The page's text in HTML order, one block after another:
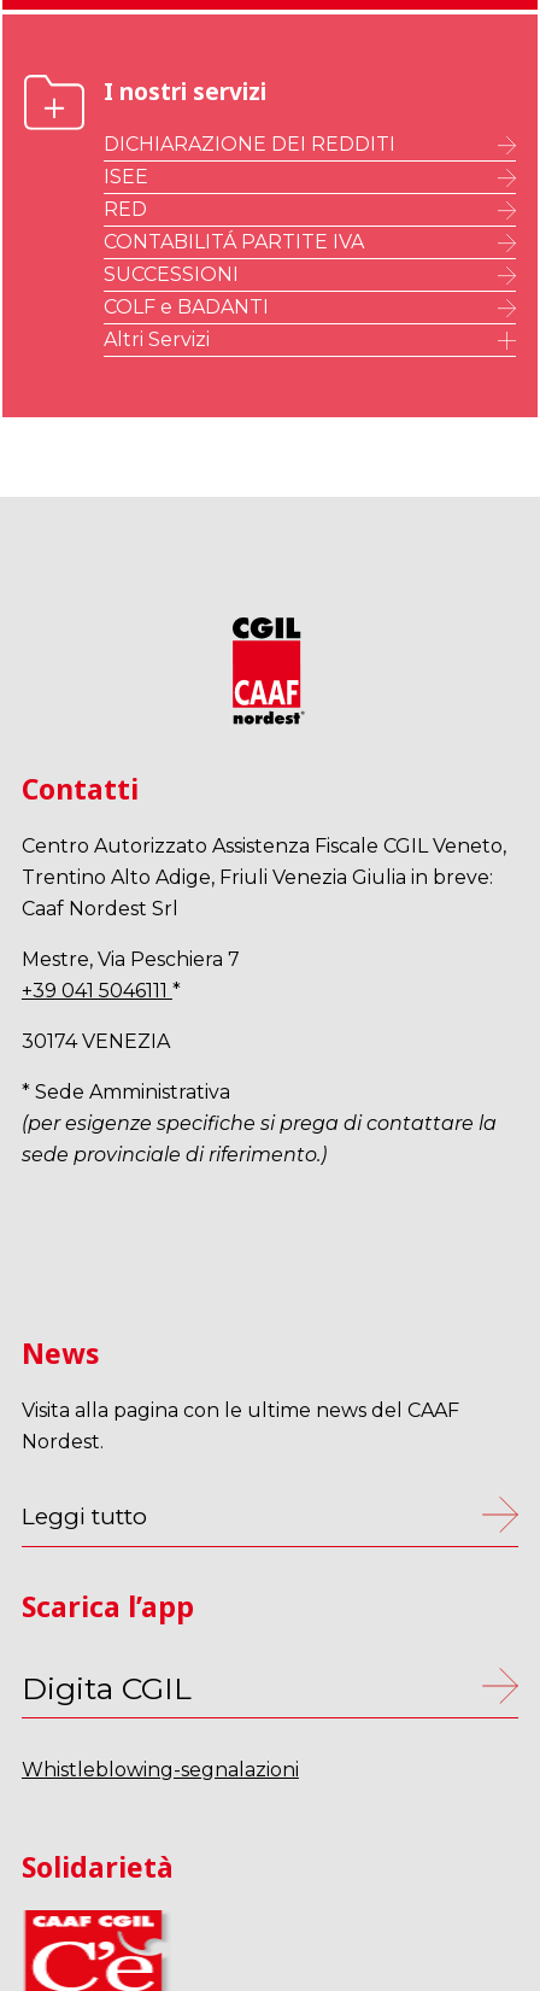
I nostri servizi
DICHIARAZIONE DEI REDDITI
ISEE
RED
CONTABILITÁ PARTITE IVA
SUCCESSIONI
COLF e BADANTI
Altri Servizi
Contatti
Centro Autorizzato Assistenza Fiscale CGIL Veneto,
Trentino Alto Adige, Friuli Venezia Giulia in breve:
Caaf Nordest Srl
Mestre, Via Peschiera 7
+39 041 5046111 *
30174 VENEZIA
* Sede Amministrativa
(per esigenze specifiche si prega di contattare la
sede provinciale di riferimento.)
News
Visita alla pagina con le ultime news del CAAF
Nordest.
Leggi tutto
Scarica l’app
Digita CGIL
Whistleblowing-segnalazioni
Solidarietà